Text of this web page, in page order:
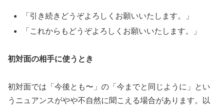
「引き続きどうぞよろしくお願いいたします。」
「これからもどうぞよろしくお願いいたします。」
初対面の相手に使うとき
初対面では「今後とも〜」の「今までと同じように」とい
うニュアンスがやや不自然に聞こえる場合があります。以